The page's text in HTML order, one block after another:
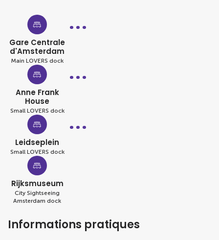
Gare Centrale
d'Amsterdam
Main LOVERS dock
Anne Frank
House
Small LOVERS dock
Leidseplein
Small LOVERS dock
Rijksmuseum
City Sightseeing
Amsterdam dock
Informations pratiques